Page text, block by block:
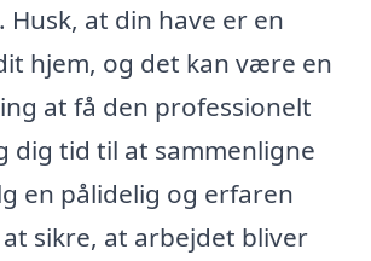
Husk, at din have er en
hjem, og det kan være en
at få den professionelt
dig tid til at sammenligne
en pålidelig og erfaren
sikre, at arbejdet bliver